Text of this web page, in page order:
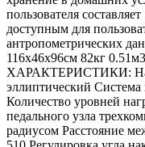
пользователя
доступным для
антропометрических
116х46х96см 82кг
ХАРАКТЕРИСТИКИ:
эллиптический Система
Количество уровней
педального узла
радиусом Расстояние